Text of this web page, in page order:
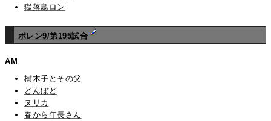
獄落鳥ロン
ポレン9/第195試合
AM
樹木子とその父
どんぼど
ヌリカ
春から年長さん